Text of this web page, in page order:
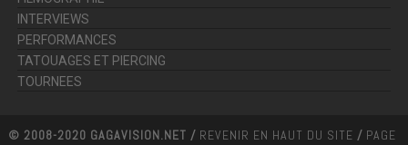
INTERVIEWS
PERFORMANCES
TATOUAGES ET PIERCING
TOURNEES
© 2008-2020 GAGAVISION.NET / REVENIR EN HAUT DU SITE / PAGE